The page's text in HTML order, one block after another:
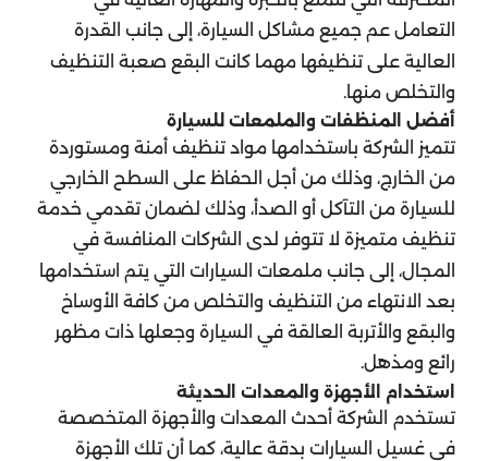
التعامل عم جميع مشاكل السيارة، إلى جانب القدرة
العالية على تنظيفها مهما كانت البقع صعبة التنظيف
والتخلص منها.
أفضل المنظفات والملمعات للسيارة
تتميز الشركة باستخدامها مواد تنظيف أمنة ومستوردة
من الخارج، وذلك من أجل الحفاظ على السطح الخارجي
للسيارة من التآكل أو الصدأ، وذلك لضمان تقدمي خدمة
تنظيف متميزة لا تتوفر لدى الشركات المنافسة في
المجال، إلى جانب ملمعات السيارات التي يتم استخدامها
بعد الانتهاء من التنظيف والتخلص من كافة الأوساخ
والبقع والأتربة العالقة في السيارة وجعلها ذات مظهر
رائع ومذهل.
استخدام الأجهزة والمعدات الحديثة
تستخدم الشركة أحدث المعدات والأجهزة المتخصصة
في غسيل السيارات بدقة عالية، كما أن تلك الأجهزة